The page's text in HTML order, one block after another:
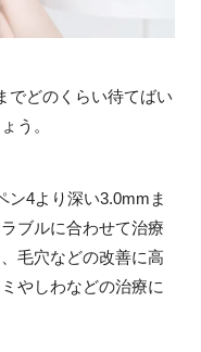
でどのくらい待てばい
う。
ン4より深い3.0mmま
ブルに合わせて治療
毛穴などの改善に高
やしわなどの治療に